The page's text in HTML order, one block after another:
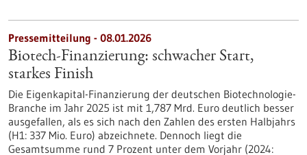
Pressemitteilung - 08.01.2026
Biotech-Finanzierung: schwacher Start,
starkes Finish
Die Eigenkapital-Finanzierung der deutschen Biotechnologie-
Branche im Jahr 2025 ist mit 1,787 Mrd. Euro deutlich besser
ausgefallen, als es sich nach den Zahlen des ersten Halbjahrs
(H1: 337 Mio. Euro) abzeichnete. Dennoch liegt die
Gesamtsumme rund 7 Prozent unter dem Vorjahr (2024: